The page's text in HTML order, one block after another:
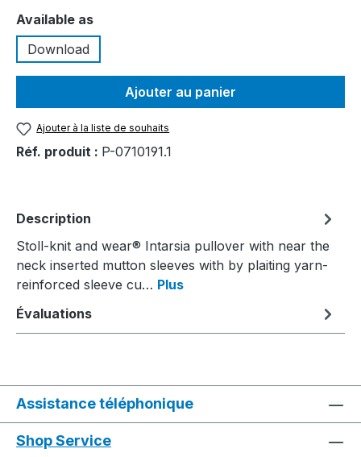
Sélectionnez
Available as
Download
Ajouter au panier
Ajouter à la liste de souhaits
Réf. produit : P-0710191.1
Description
Stoll-knit and wear® Intarsia pullover with near the
neck inserted mutton sleeves with by plaiting yarn-
reinforced sleeve cu… Plus
Évaluations
Assistance téléphonique
Shop Service